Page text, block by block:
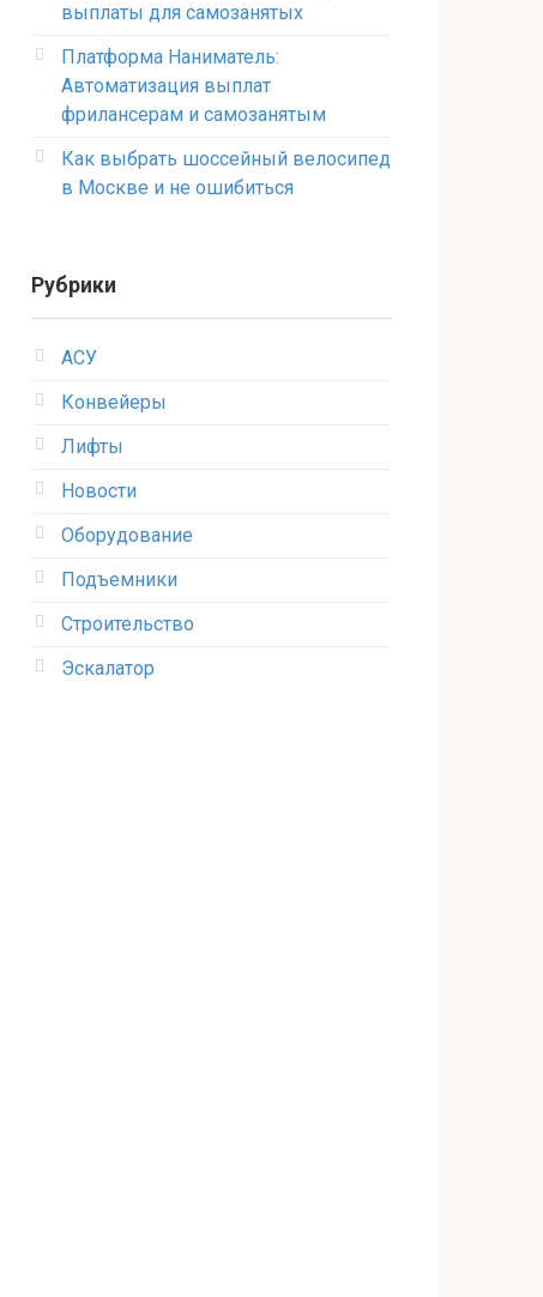
выплаты для самозанятых
Платформа Наниматель:
Автоматизация выплат
фрилансерам и самозанятым
Как выбрать шоссейный велосипед
в Москве и не ошибиться
Рубрики
АСУ
Конвейеры
Лифты
Новости
Оборудование
Подъемники
Строительство
Эскалатор